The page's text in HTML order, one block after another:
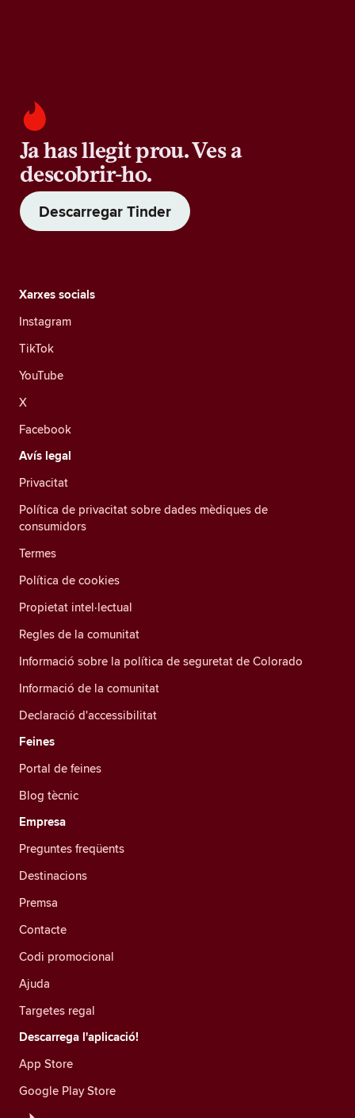
Ja has llegit prou. Ves a
descobrir-ho.
Descarregar Tinder
Xarxes socials
Instagram
TikTok
YouTube
X
Facebook
Avís legal
Privacitat
Política de privacitat sobre dades mèdiques de
consumidors
Termes
Política de cookies
Propietat intel·lectual
Regles de la comunitat
Informació sobre la política de seguretat de Colorado
Informació de la comunitat
Declaració d'accessibilitat
Feines
Portal de feines
Blog tècnic
Empresa
Preguntes freqüents
Destinacions
Premsa
Contacte
Codi promocional
Ajuda
Targetes regal
Descarrega l'aplicació!
App Store
Google Play Store